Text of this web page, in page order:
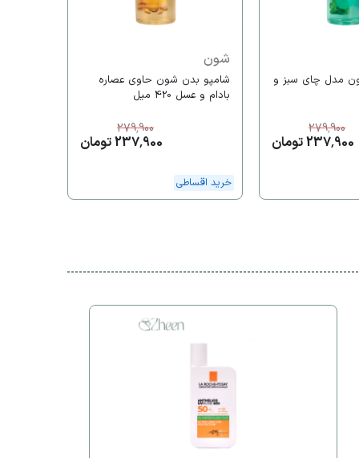
مدل چای سبز و
279,900
237,900 تومان
شون
شامپو بدن شون حاوی عصاره
بادام و عسل 420 میل
279,900
237,900 تومان
خرید اقساطی